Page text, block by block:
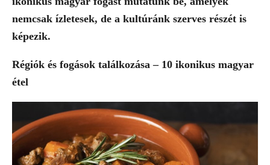
nemcsak ízletesek, de a kultúránk szerves részét is
képezik.
Régiók és fogások találkozása – 10 ikonikus magyar
étel